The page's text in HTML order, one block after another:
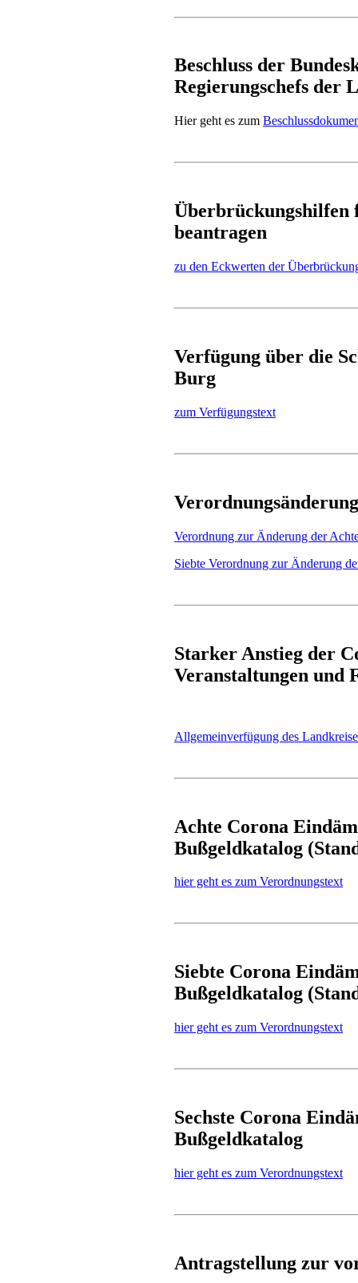
Beschluss der
Regierungschefs der
Hier geht es zum
Überbrückungshilfen
beantragen
zu den Eckwerten der
Verfügung über die
Burg
zum Verfügungstext
Verordnung zur Änderung der
Siebte Verordnung zur Änderung
Starker Anstieg der
Veranstaltungen und
Allgemeinverfügung des
Achte Corona
Bußgeldkatalog
hier geht es zum Verordnungstext
Siebte Corona
Bußgeldkatalog
hier geht es zum Verordnungstext
Sechste Corona
Bußgeldkatalog
hier geht es zum Verordnungstext
Antragstellung zur